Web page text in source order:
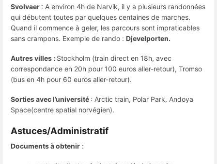
Svolvaer : A environ 4h de Narvik, il y a plusieurs randonnées
qui débutent toutes par quelques centaines de marches.
Quand il commence à geler, les parcours sont impraticables
sans crampons. Exemple de rando : Djevelporten.
Autres villes : Stockholm (train direct en 18h, avec
correspondance en 20h pour 100 euros aller-retour), Tromso
(bus en 4h pour 60 euros aller-retour).
Sorties avec l’université : Arctic train, Polar Park, Andoya
Space(centre spatial norvégien).
Astuces/Administratif
Documents à obtenir :